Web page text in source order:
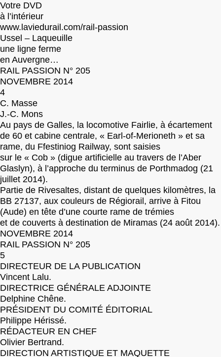
Votre DVD
à l’intérieur
www.laviedurail.com/rail-passion
Ussel – Laqueuille
une ligne ferme
en Auvergne…
RAIL PASSION N° 205
NOVEMBRE 2014
4
C. Masse
J.-C. Mons
Au pays de Galles, la locomotive Fairlie, à écartement
de 60 et cabine centrale, « Earl-of-Merioneth » et sa
rame, du Ffestiniog Railway, sont saisies
sur le « Cob » (digue artificielle au travers de l’Aber
Glaslyn), à l’approche du terminus de Porthmadog (21
juillet 2014).
Partie de Rivesaltes, distant de quelques kilomètres, la
BB 27137, aux couleurs de Régiorail, arrive à Fitou
(Aude) en tête d’une courte rame de trémies
et de couverts à destination de Miramas (24 août 2014).
NOVEMBRE 2014
RAIL PASSION N° 205
5
DIRECTEUR DE LA PUBLICATION
Vincent Lalu.
DIRECTRICE GÉNÉRALE ADJOINTE
Delphine Chêne.
PRÉSIDENT DU COMITÉ ÉDITORIAL
Philippe Hérissé.
RÉDACTEUR EN CHEF
Olivier Bertrand.
DIRECTION ARTISTIQUE ET MAQUETTE